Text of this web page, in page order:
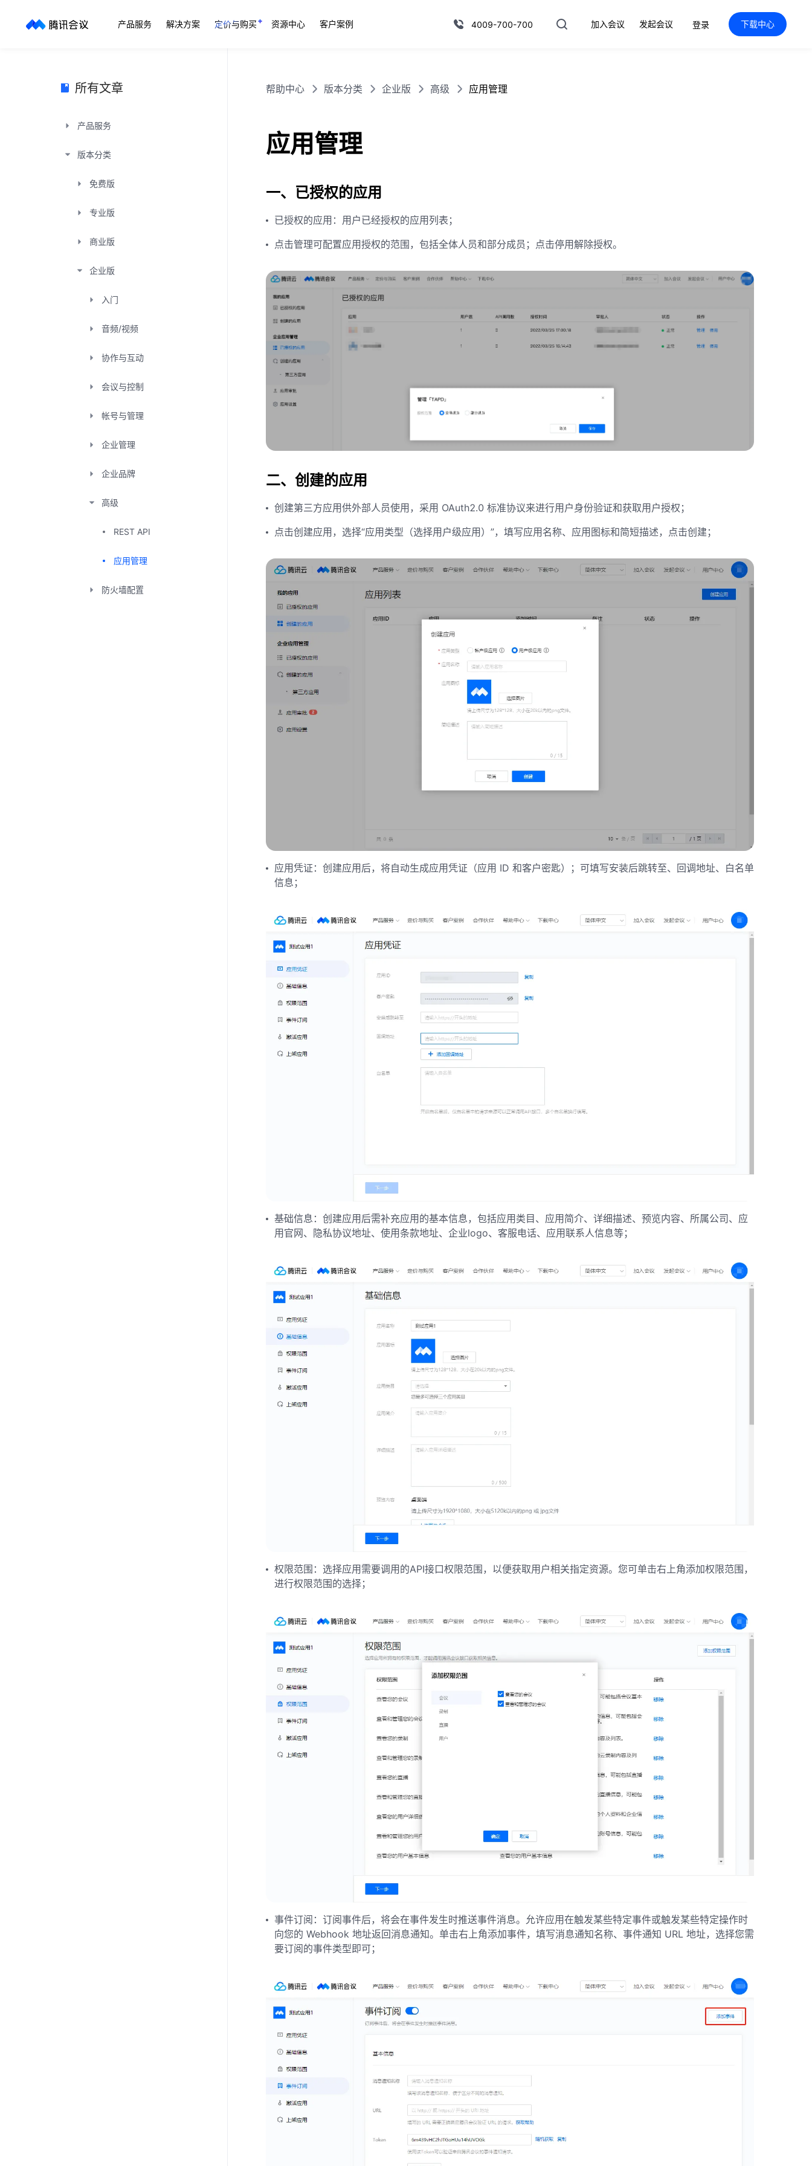
产品服务 解决方案 定价与购买 资源中心 客户案例 4009-700-700 加入会议 发起会议 登录 下载中心
所有文章
产品服务
版本分类
免费版
专业版
商业版
企业版
入门
音频/视频
协作与互动
会议与控制
帐号与管理
企业管理
企业品牌
高级
REST API
应用管理
防火墙配置
帮助中心 版本分类 企业版 高级 应用管理
应用管理
一、已授权的应用
已授权的应用：用户已经授权的应用列表；
点击管理可配置应用授权的范围，包括全体人员和部分成员；点击停用解除授权。
二、创建的应用
创建第三方应用供外部人员使用，采用 OAuth2.0 标准协议来进行用户身份验证和获取用户授权；
点击创建应用，选择“应用类型（选择用户级应用）”，填写应用名称、应用图标和简短描述，点击创建；
应用凭证：创建应用后，将自动生成应用凭证（应用 ID 和客户密匙）；可填写安装后跳转至、回调地址、白名单
信息；
基础信息：创建应用后需补充应用的基本信息，包括应用类目、应用简介、详细描述、预览内容、所属公司、应
用官网、隐私协议地址、使用条款地址、企业logo、客服电话、应用联系人信息等；
权限范围：选择应用需要调用的API接口权限范围，以便获取用户相关指定资源。您可单击右上角添加权限范围，
进行权限范围的选择；
事件订阅：订阅事件后，将会在事件发生时推送事件消息。允许应用在触发某些特定事件或触发某些特定操作时
向您的 Webhook 地址返回消息通知。单击右上角添加事件，填写消息通知名称、事件通知 URL 地址，选择您需
要订阅的事件类型即可；